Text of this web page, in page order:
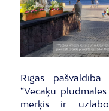
Rīgas
“Vecāķu
mērķis ir